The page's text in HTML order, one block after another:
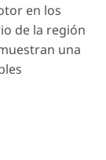
en los
de la región
una